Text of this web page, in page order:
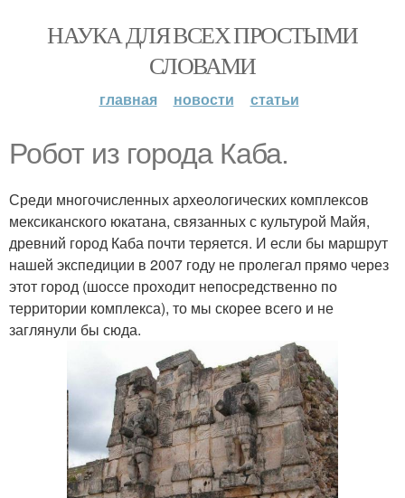
НАУКА ДЛЯ ВСЕХ ПРОСТЫМИ
СЛОВАМИ
главная новости статьи
Робот из города Каба.
Среди многочисленных археологических комплексов
мексиканского юкатана, связанных с культурой Майя,
древний город Каба почти теряется. И если бы маршрут
нашей экспедиции в 2007 году не пролегал прямо через
этот город (шоссе проходит непосредственно по
территории комплекса), то мы скорее всего и не
заглянули бы сюда.